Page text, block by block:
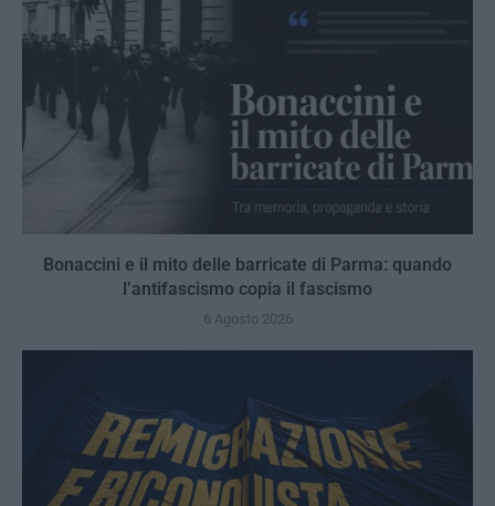
Bonaccini e il mito delle barricate di Parma: quando
l’antifascismo copia il fascismo
6 Agosto 2026